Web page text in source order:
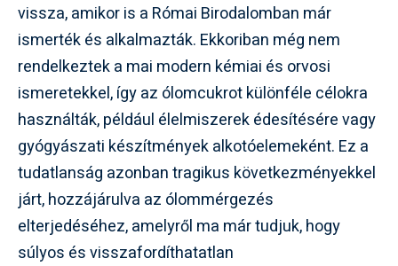
vissza, amikor is a Római Birodalomban már
ismerték és alkalmazták. Ekkoriban még nem
rendelkeztek a mai modern kémiai és orvosi
ismeretekkel, így az ólomcukrot különféle célokra
használták, például élelmiszerek édesítésére vagy
gyógyászati készítmények alkotóelemeként. Ez a
tudatlanság azonban tragikus következményekkel
járt, hozzájárulva az ólommérgezés
elterjedéséhez, amelyről ma már tudjuk, hogy
súlyos és visszafordíthatatlan